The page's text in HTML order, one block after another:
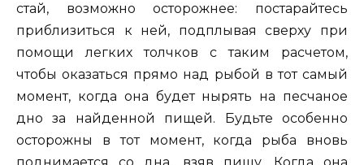
стай, возможно осторожнее: постарайтесь
приблизиться к ней, подплывая сверху при
помощи легких толчков с таким расчетом,
чтобы оказаться прямо над рыбой в тот самый
момент, когда она будет нырять на песчаное
дно за найденной пищей. Будьте особенно
осторожны в тот момент, когда рыба вновь